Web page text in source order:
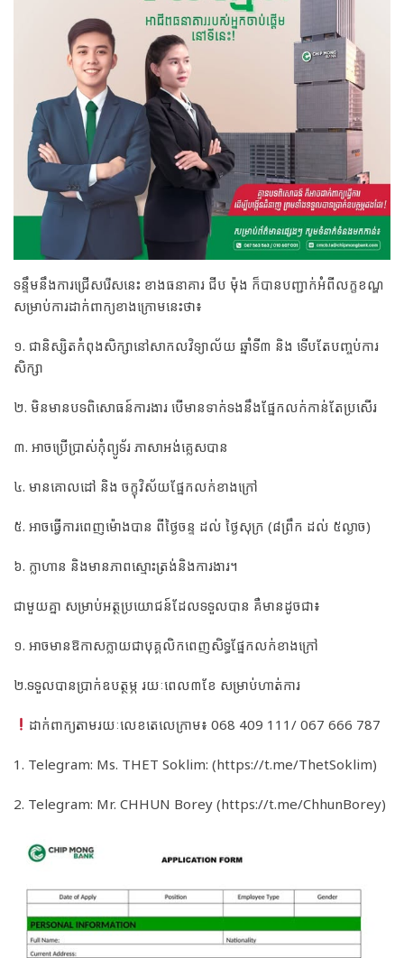
ទន្ទឹមនឹងការជ្រើសរើសនេះ ខាងធនាគារ ជីប ម៉ុង ក៏បានបញ្ជាក់អំពីលក្ខខណ្ឌ
សម្រាប់ការដាក់ពាក្យខាងក្រោមនេះថា៖
១. ជានិស្សិតកំពុងសិក្សានៅសាកលវិទ្យាល័យ ឆ្នាំទី៣ និង ទើបតែបញ្ចប់ការ
សិក្សា
២. មិនមានបទពិសោធន៍ការងារ បើមានទាក់ទងនឹងផ្នែកលក់កាន់តែប្រសើរ
៣. អាចប្រើប្រាស់កុំព្យូទ័រ ភាសាអង់គ្លេសបាន
៤. មានគោលដៅ និង ចក្ខុវិស័យផ្នែកលក់ខាងក្រៅ
៥. អាចធ្វើការពេញម៉ោងបាន ពីថ្ងៃចន្ទ ដល់ ថ្ងៃសុក្រ (៨ព្រឹក ដល់ ៥ល្ងាច)
៦. ក្លាហាន និងមានភាពស្មោះត្រង់និងការងារ។
ជាមួយគ្នា សម្រាប់អត្ថប្រយោជន៍ដែលទទួលបាន គឺមានដូចជា៖
១. អាចមានឱកាសក្លាយជាបុគ្គលិកពេញសិទ្ធផ្នែកលក់ខាងក្រៅ
២.ទទួលបានប្រាក់ឧបត្ថម្ភ រយៈពេល៣ខែ សម្រាប់ហាត់ការ
ដាក់ពាក្យតាមរយៈលេខតេលេក្រាម៖ 068 409 111/ 067 666 787
1. Telegram: Ms. THET Soklim: (https://t.me/ThetSoklim)
2. Telegram: Mr. CHHUN Borey (https://t.me/ChhunBorey)